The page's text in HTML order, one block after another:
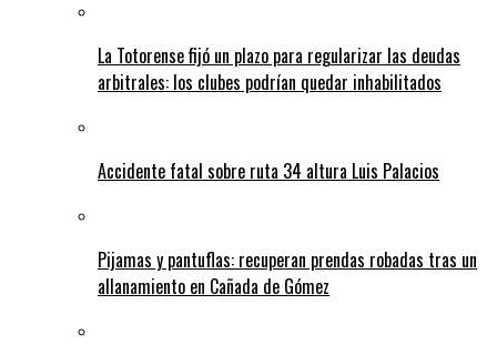
La Totorense fijó un plazo para regularizar las deudas
arbitrales: los clubes podrían quedar inhabilitados
Accidente fatal sobre ruta 34 altura Luis Palacios
Pijamas y pantuflas: recuperan prendas robadas tras un
allanamiento en Cañada de Gómez